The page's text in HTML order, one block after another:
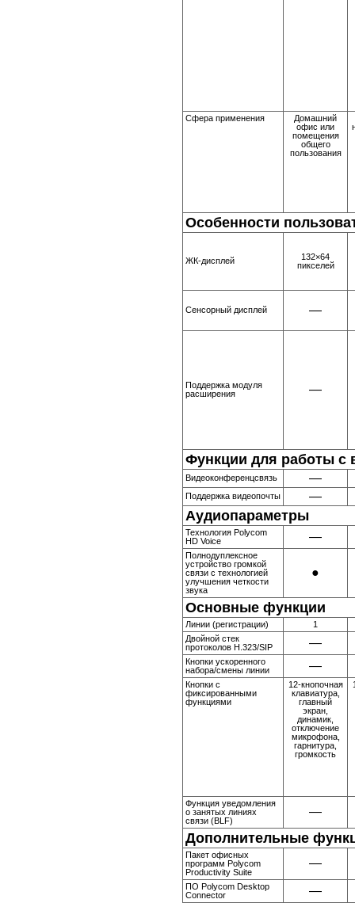
Сфера применения
Домашний
офис или
помещения
общего
пользования
Особенности
ЖК-дисплей
132×64
пикселей
Сенсорный дисплей —
Поддержка модуля
расширения
—
Функции для работы с
Видеоконференцсвязь —
Поддержка видеопочты —
Аудиопараметры
Технология Polycom
HD Voice
—
Полнодуплексное
устройство громкой
связи с технологией
улучшения четкости
звука
●
Основные функции
Линии (регистрации)
1
Двойной стек
протоколов H.323/SIP
—
Кнопки ускоренного
набора/смены линии
—
Кнопки с
фиксированными
функциями
12-кнопочная
клавиатура,
главный
экран,
динамик,
отключение
микрофона,
гарнитура,
громкость
Функция уведомления
о занятых линиях
связи (BLF)
—
Дополнительные
Пакет офисных
программ Polycom
Productivity Suite
—
ПО Polycom Desktop
Connector
—